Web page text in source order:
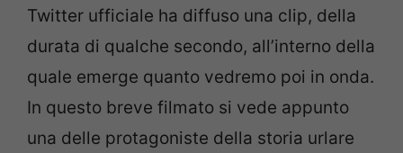
Twitter ufficiale ha diffuso una clip, della
durata di qualche secondo, all’interno della
quale emerge quanto vedremo poi in onda.
In questo breve filmato si vede appunto
una delle protagoniste della storia urlare